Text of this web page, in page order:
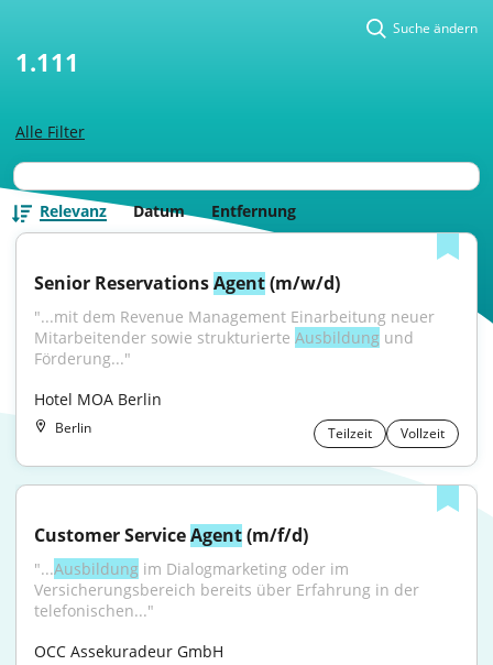
Alle Filter
Suche ändern
1.111
Relevanz Datum Entfernung
Senior Reservations Agent (m/w/d)
"...mit dem Revenue Management Einarbeitung neuer
Mitarbeitender sowie strukturierte Ausbildung und
Förderung..."
Hotel MOA Berlin
Berlin Teilzeit Vollzeit
Customer Service Agent (m/f/d)
"...Ausbildung im Dialogmarketing oder im
Versicherungsbereich bereits über Erfahrung in der
telefonischen..."
OCC Assekuradeur GmbH